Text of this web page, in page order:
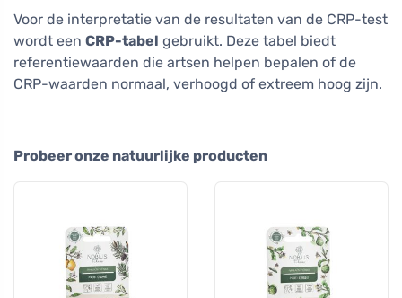
Voor de interpretatie van de resultaten van de CRP-test
wordt een CRP-tabel gebruikt. Deze tabel biedt
referentiewaarden die artsen helpen bepalen of de
CRP-waarden normaal, verhoogd of extreem hoog zijn.
Probeer onze natuurlijke producten